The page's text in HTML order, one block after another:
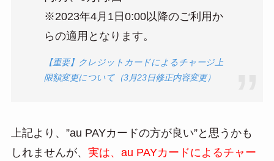
※2023年4月1日0:00以降のご利用か
らの適用となります。
【重要】クレジットカードによるチャージ上
限額変更について（3月23日修正内容変更）
上記より、”au PAYカードの方が良い”と思うかも
しれませんが、 実は、au PAYカードによるチャー